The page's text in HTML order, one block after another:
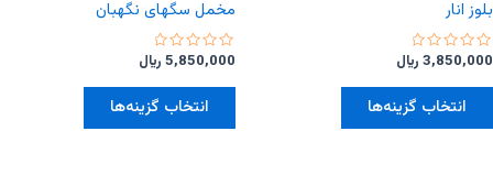
بلوز انار
امتیاز
از
3,850,000 ﷼
انتخاب گزینه‌ها
این
مخمل سگهای نگهبان
امتیاز
از
5,850,000 ﷼
انتخاب گزینه‌ها
این